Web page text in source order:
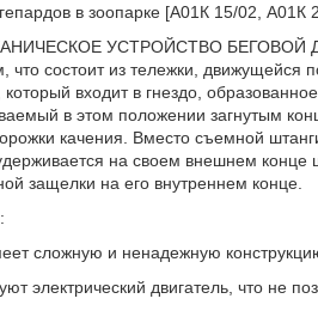
в зоопарке [А01К 15/02,
УСТРОЙСТВО БЕГОВОЙ
что состоит из тележки,
входит в гнездо,
в этом положении загнутым
качения. Вместо съемной
на своем внешнем
защелки на его внутреннем конце.
сложную и ненадежную
электрический двигатель, что не